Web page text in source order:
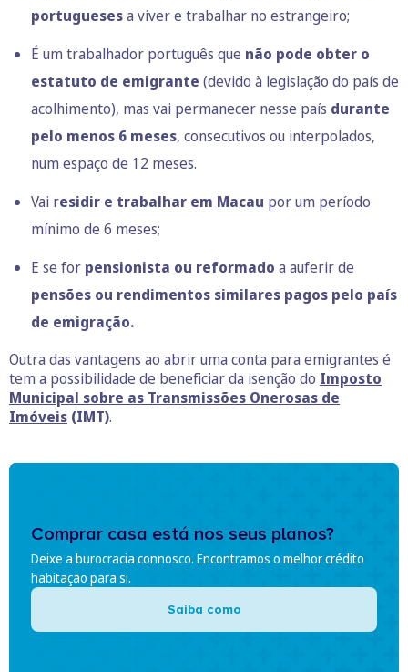
portuguesesa viver e trabalhar no estrangeiro;
É um trabalhador português que não pode obter o
estatuto de emigrante (devido à legislação do país de
acolhimento), mas vai permanecer nesse país durante
pelo menos 6 meses, consecutivos ou interpolados,
num espaço de 12 meses.
Vai residir e trabalhar em Macau por um período
mínimo de 6 meses;
E se for pensionista ou reformado a auferir de
pensões ou rendimentos similares pagos pelo país
de emigração.
Outra das vantagens ao abrir uma conta para emigrantes é
tem a possibilidade de beneficiar da isenção do Imposto
Municipal sobre as Transmissões Onerosas de
Imóveis (IMT).
Comprar casa está nos seus planos?
Deixe a burocracia connosco. Encontramos o melhor crédito
habitação para si.
Saiba como